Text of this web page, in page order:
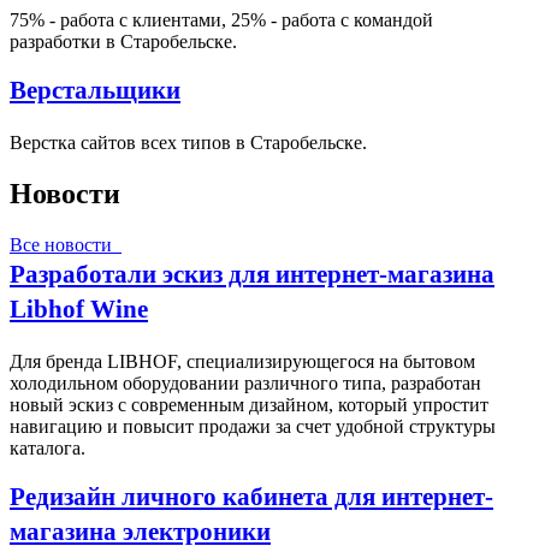
75% - работа с клиентами, 25% - работа с командой
разработки в Старобельске.
Верстальщики
Верстка сайтов всех типов в Старобельске.
Новости
Все новости
Разработали эскиз для интернет-магазина
Libhof Wine
Для бренда LIBHOF, специализирующегося на бытовом
холодильном оборудовании различного типа, разработан
новый эскиз с современным дизайном, который упростит
навигацию и повысит продажи за счет удобной структуры
каталога.
Редизайн личного кабинета для интернет-
магазина электроники